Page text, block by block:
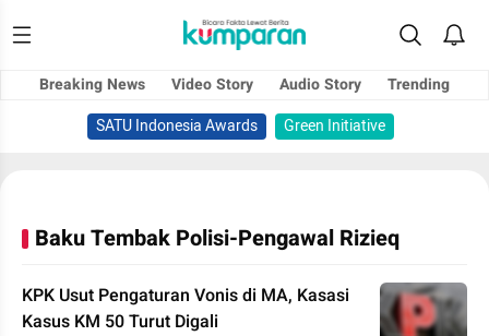
Breaking News Video Story Audio Story
Trending
SATU Indonesia Awards
Green Initiative
Baku Tembak Polisi-Pengawal Rizieq
KPK Usut Pengaturan Vonis di MA, Kasasi
Kasus KM 50 Turut Digali